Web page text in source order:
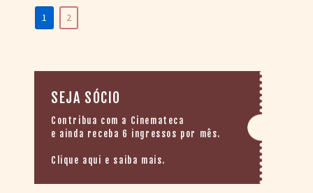
SEJA SÓCIO
Contribua com a Cinemateca
e ainda receba 6 ingressos por mês.
Clique aqui e saiba mais.
1 2